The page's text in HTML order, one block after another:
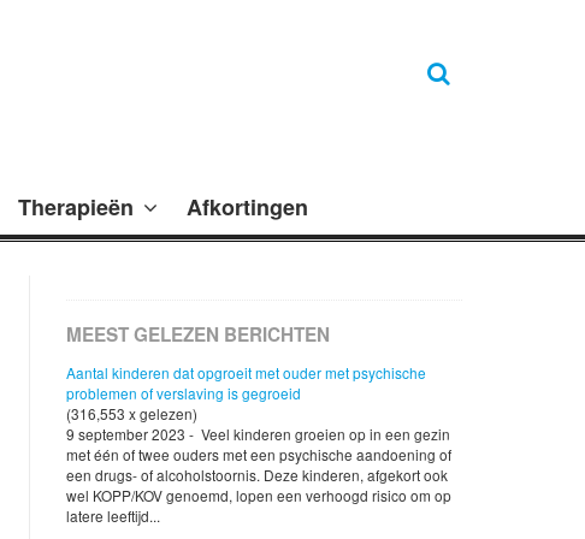
Therapieën Afkortingen
MEEST GELEZEN BERICHTEN
Aantal kinderen dat opgroeit met ouder met psychische
problemen of verslaving is gegroeid
(316,553 x gelezen)
9 september 2023 - Veel kinderen groeien op in een gezin
met één of twee ouders met een psychische aandoening of
een drugs- of alcoholstoornis. Deze kinderen, afgekort ook
wel KOPP/KOV genoemd, lopen een verhoogd risico om op
latere leeftijd...